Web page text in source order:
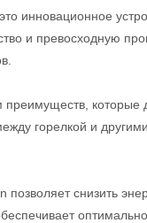
инновационное
и превосходную
горелкой и
снизить